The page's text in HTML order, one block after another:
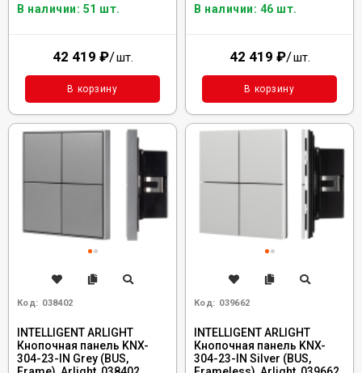
В наличии: 51 шт.
42 419 ₽/шт.
В корзину
В наличии: 46 шт.
42 419 ₽/шт.
В корзину
Код: 038402
INTELLIGENT ARLIGHT
Кнопочная панель KNX-
304-23-IN Grey (BUS,
Код: 039662
INTELLIGENT ARLIGHT
Кнопочная панель KNX-
304-23-IN Silver (BUS,